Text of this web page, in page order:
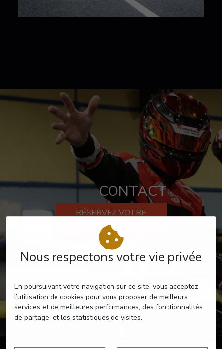
Nous respectons votre vie privée
En poursuivant votre navigation sur ce site, vous acceptez
l’utilisation de cookies pour vous proposer de meilleurs
services et de meilleures performances, des fonctionnalités
de partage, et les statistiques de visites.
CONTACT
RÉSERVEZ VOTRE
PASSAGE